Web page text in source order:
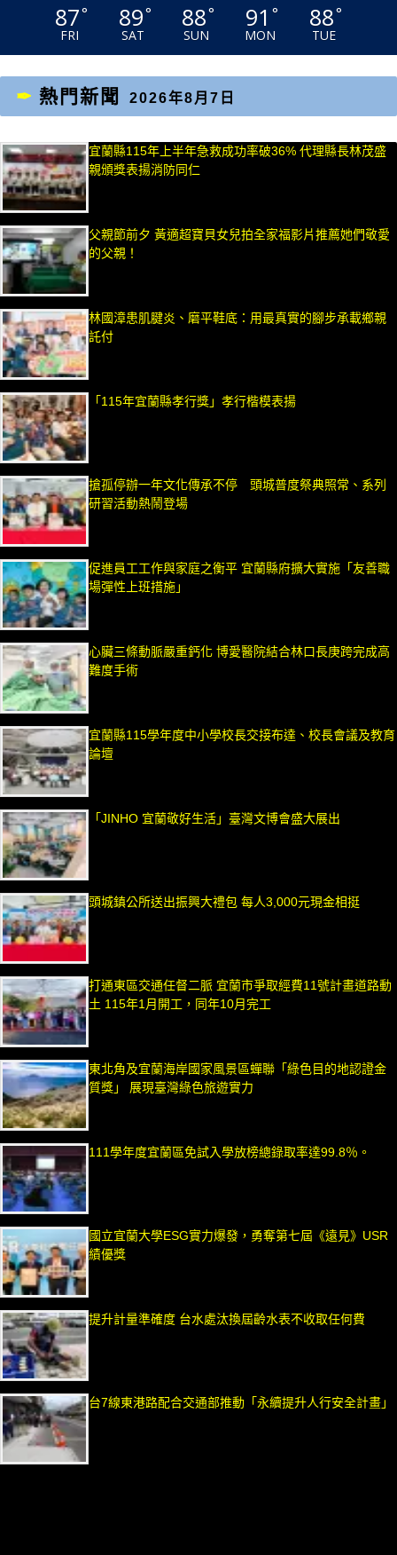
87°
FRI
89°
SAT
88°
SUN
91 °
MON
88°
TUE
熱門新聞 2026年8月7日
宜蘭縣115年上半年急救成功率破36% 代理縣長林茂盛
親頒獎表揚消防同仁
父親節前夕 黃適超寶貝女兒拍全家福影片推薦她們敬愛
的父親！
林國漳患肌腱炎、磨平鞋底：用最真實的腳步承載鄉親
託付
「115年宜蘭縣孝行獎」孝行楷模表揚
搶孤停辦一年文化傳承不停 頭城普度祭典照常、系列
研習活動熱鬧登場
促進員工工作與家庭之衡平 宜蘭縣府擴大實施「友善職
場彈性上班措施」
心臟三條動脈嚴重鈣化 博愛醫院結合林口長庚跨完成高
難度手術
宜蘭縣115學年度中小學校長交接布達、校長會議及教育
論壇
「JINHO 宜蘭敬好生活」臺灣文博會盛大展出
頭城鎮公所送出振興大禮包 每人3,000元現金相挺
打通東區交通任督二脈 宜蘭市爭取經費11號計畫道路動
土 115年1月開工，同年10月完工
東北角及宜蘭海岸國家風景區蟬聯「綠色目的地認證金
質獎」 展現臺灣綠色旅遊實力
111學年度宜蘭區免試入學放榜總錄取率達99.8％。
國立宜蘭大學ESG實力爆發，勇奪第七屆《遠見》USR
績優獎
提升計量準確度 台水處汰換屆齡水表不收取任何費
台7線東港路配合交通部推動「永續提升人行安全計畫」